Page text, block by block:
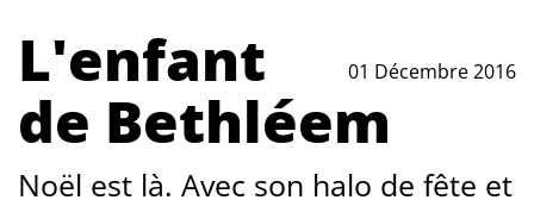
01 Décembre 2016
L'enfant
de Bethléem
Noël est là. Avec son halo de fête et